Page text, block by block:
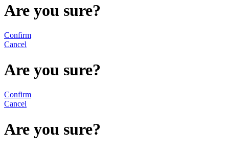
Are you sure?
Confirm
Cancel
Are you sure?
Confirm
Cancel
Are you sure?